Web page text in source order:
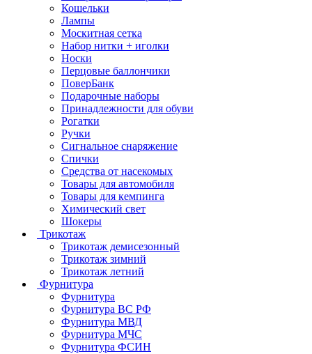
Кошельки
Лампы
Москитная сетка
Набор нитки + иголки
Носки
Перцовые баллончики
ПоверБанк
Подарочные наборы
Принадлежности для обуви
Рогатки
Ручки
Сигнальное снаряжение
Спички
Средства от насекомых
Товары для автомобиля
Товары для кемпинга
Химический свет
Шокеры
Трикотаж
Трикотаж демисезонный
Трикотаж зимний
Трикотаж летний
Фурнитура
Фурнитура
Фурнитура ВС РФ
Фурнитура МВД
Фурнитура МЧС
Фурнитура ФСИН